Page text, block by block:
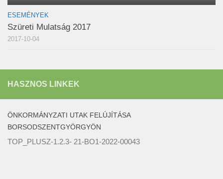
ESEMÉNYEK
Szüreti Mulatság 2017
2017-10-04
HASZNOS LINKEK
ÖNKORMÁNYZATI UTAK FELÚJÍTÁSA
BORSODSZENTGYÖRGYÖN
TOP_PLUSZ-1.2.3- 21-BO1-2022-00043